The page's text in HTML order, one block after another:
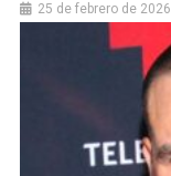
25 de febrero de 2026